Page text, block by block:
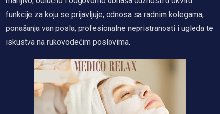
funkcije za koju se prijavljuje, odnosa sa radnim kolegama,
ponašanja van posla, profesionalne nepristranosti i ugleda te
iskustva na rukovodećim poslovima.